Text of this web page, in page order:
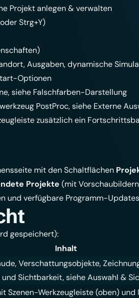
Projekt anlegen & verwalten
Strg+Y)
Ausgaben, dynamische
Optionen
siehe Falschfarben-Darstellung
PostProc, siehe Externe
zusätzlich ein
mit den Schaltflächen
Projekte (mit
und verfügbare Programm-
gespeichert):
Inhalt
Verschattungsobjekte,
Sichtbarkeit, sieheAuswahl &
Szenen-Werkzeugleiste (oben)